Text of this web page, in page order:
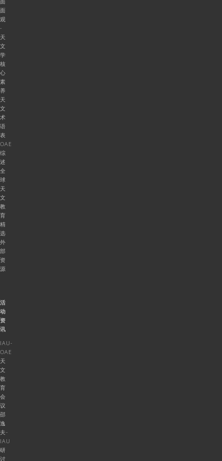
面
观
-
天
文
学
核
心
素
养
天
文
术
语
表
OAE
综
述
全
球
天
文
教
育
精
选
外
部
资
源
活
动
资
讯
IAU-
OAE
天
文
教
育
会
议
邵
逸
夫-
IAU
研
讨